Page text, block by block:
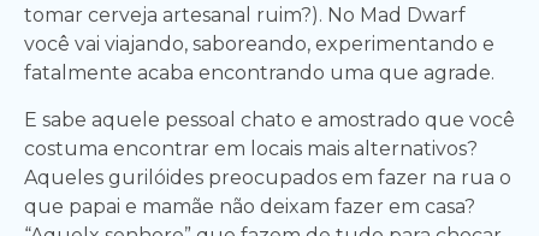
tomar cerveja artesanal ruim?). No Mad Dwarf
você vai viajando, saboreando, experimentando e
fatalmente acaba encontrando uma que agrade.
E sabe aquele pessoal chato e amostrado que você
costuma encontrar em locais mais alternativos?
Aqueles gurilóides preocupados em fazer na rua o
que papai e mamãe não deixam fazer em casa?